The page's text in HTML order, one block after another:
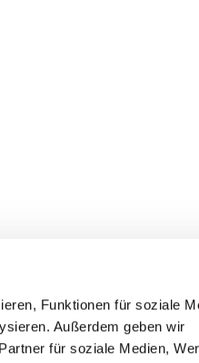
Funktionen für soziale
Außerdem geben wir
für soziale Medien,